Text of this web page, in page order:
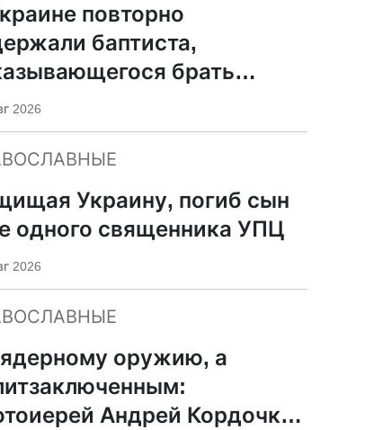
повторно
баптиста,
брать
2026
Украину, погиб сын
одного священника УПЦ
2026
оружию, а
Андрей Кордочкин